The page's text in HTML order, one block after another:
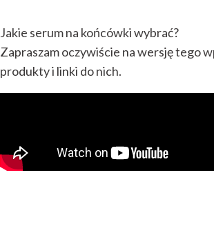
Jakie serum na końcówki wybrać?
Zapraszam oczywiście na wersję tego
produkty i linki do nich.